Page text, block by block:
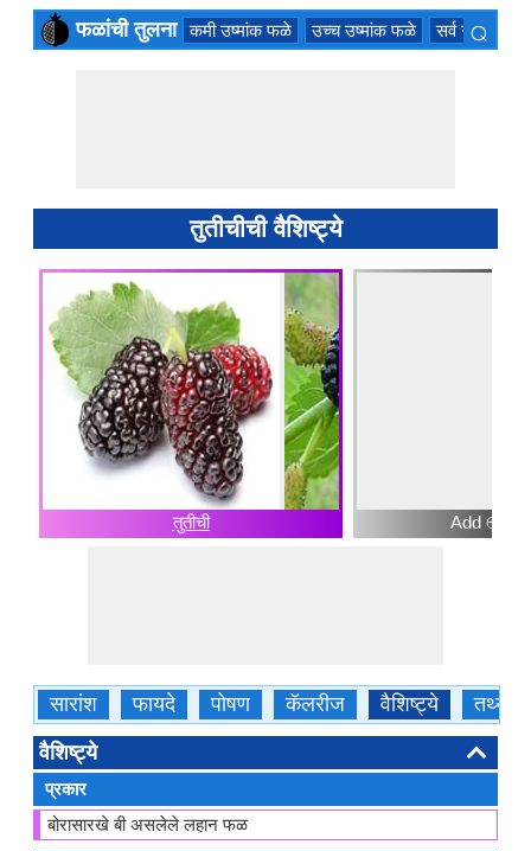
फळांची तुलना कमी उष्मांक फळे उच्च उष्मांक फळे सर्व ऋतु फळे
⌕
तुतीचीची वैशिष्ट्ये
तुतीची Add ⊕
सारांश फायदे पोषण कॅलरीज वैशिष्ट्ये तथ्ये
वैशिष्ट्ये
प्रकार
बोरासारखे बी असलेले लहान फळ